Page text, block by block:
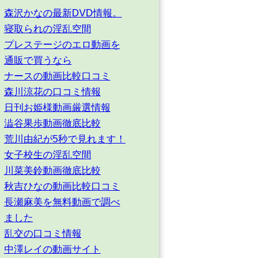
森沢かなの最新DVD情報。
寝取られの淫乱空間
プレステージのエロ動画を
通販で買うなら
ナースの動画比較口コミ
森川涼花の口コミ情報
日刊お姫様動画厳選情報
澁谷果歩動画徹底比較
荒川由紀が5秒で見れます！
女子校生の淫乱空間
川菜美鈴動画徹底比較
秋吉ひなの動画比較口コミ
長瀬麻美を無料動画で調べ
ました
乱交の口コミ情報
中澤レイの動画サイト